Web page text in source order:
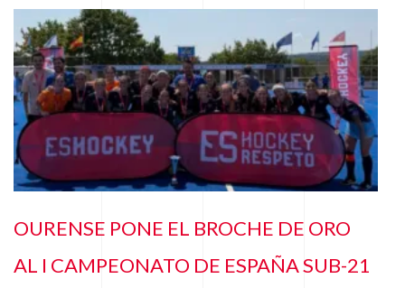
OURENSE PONE EL BROCHE DE ORO
AL I CAMPEONATO DE ESPAÑA SUB-21